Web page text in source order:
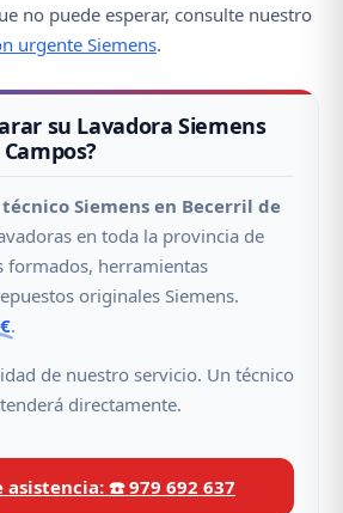
no puede esperar, consulte nuestro
urgente Siemens.
su Lavadora Siemens
Siemens en Becerril de
en toda la provincia de
formados, herramientas
originales Siemens.
.
de nuestro servicio. Un técnico
directamente.
asistencia: ☎️ 979 692 637